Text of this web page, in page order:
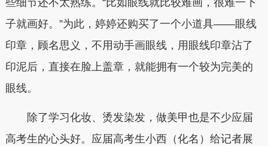
子就画好。”为此，婷婷还购买了一个小道具——眼线
印章，顾名思义，不用动手画眼线，用眼线印章沾了
印泥后，直接在脸上盖章，就能拥有一个较为完美的
眼线。
除了学习化妆、烫发染发，做美甲也是不少应届
高考生的心头好。应届高考生小西（化名）给记者展